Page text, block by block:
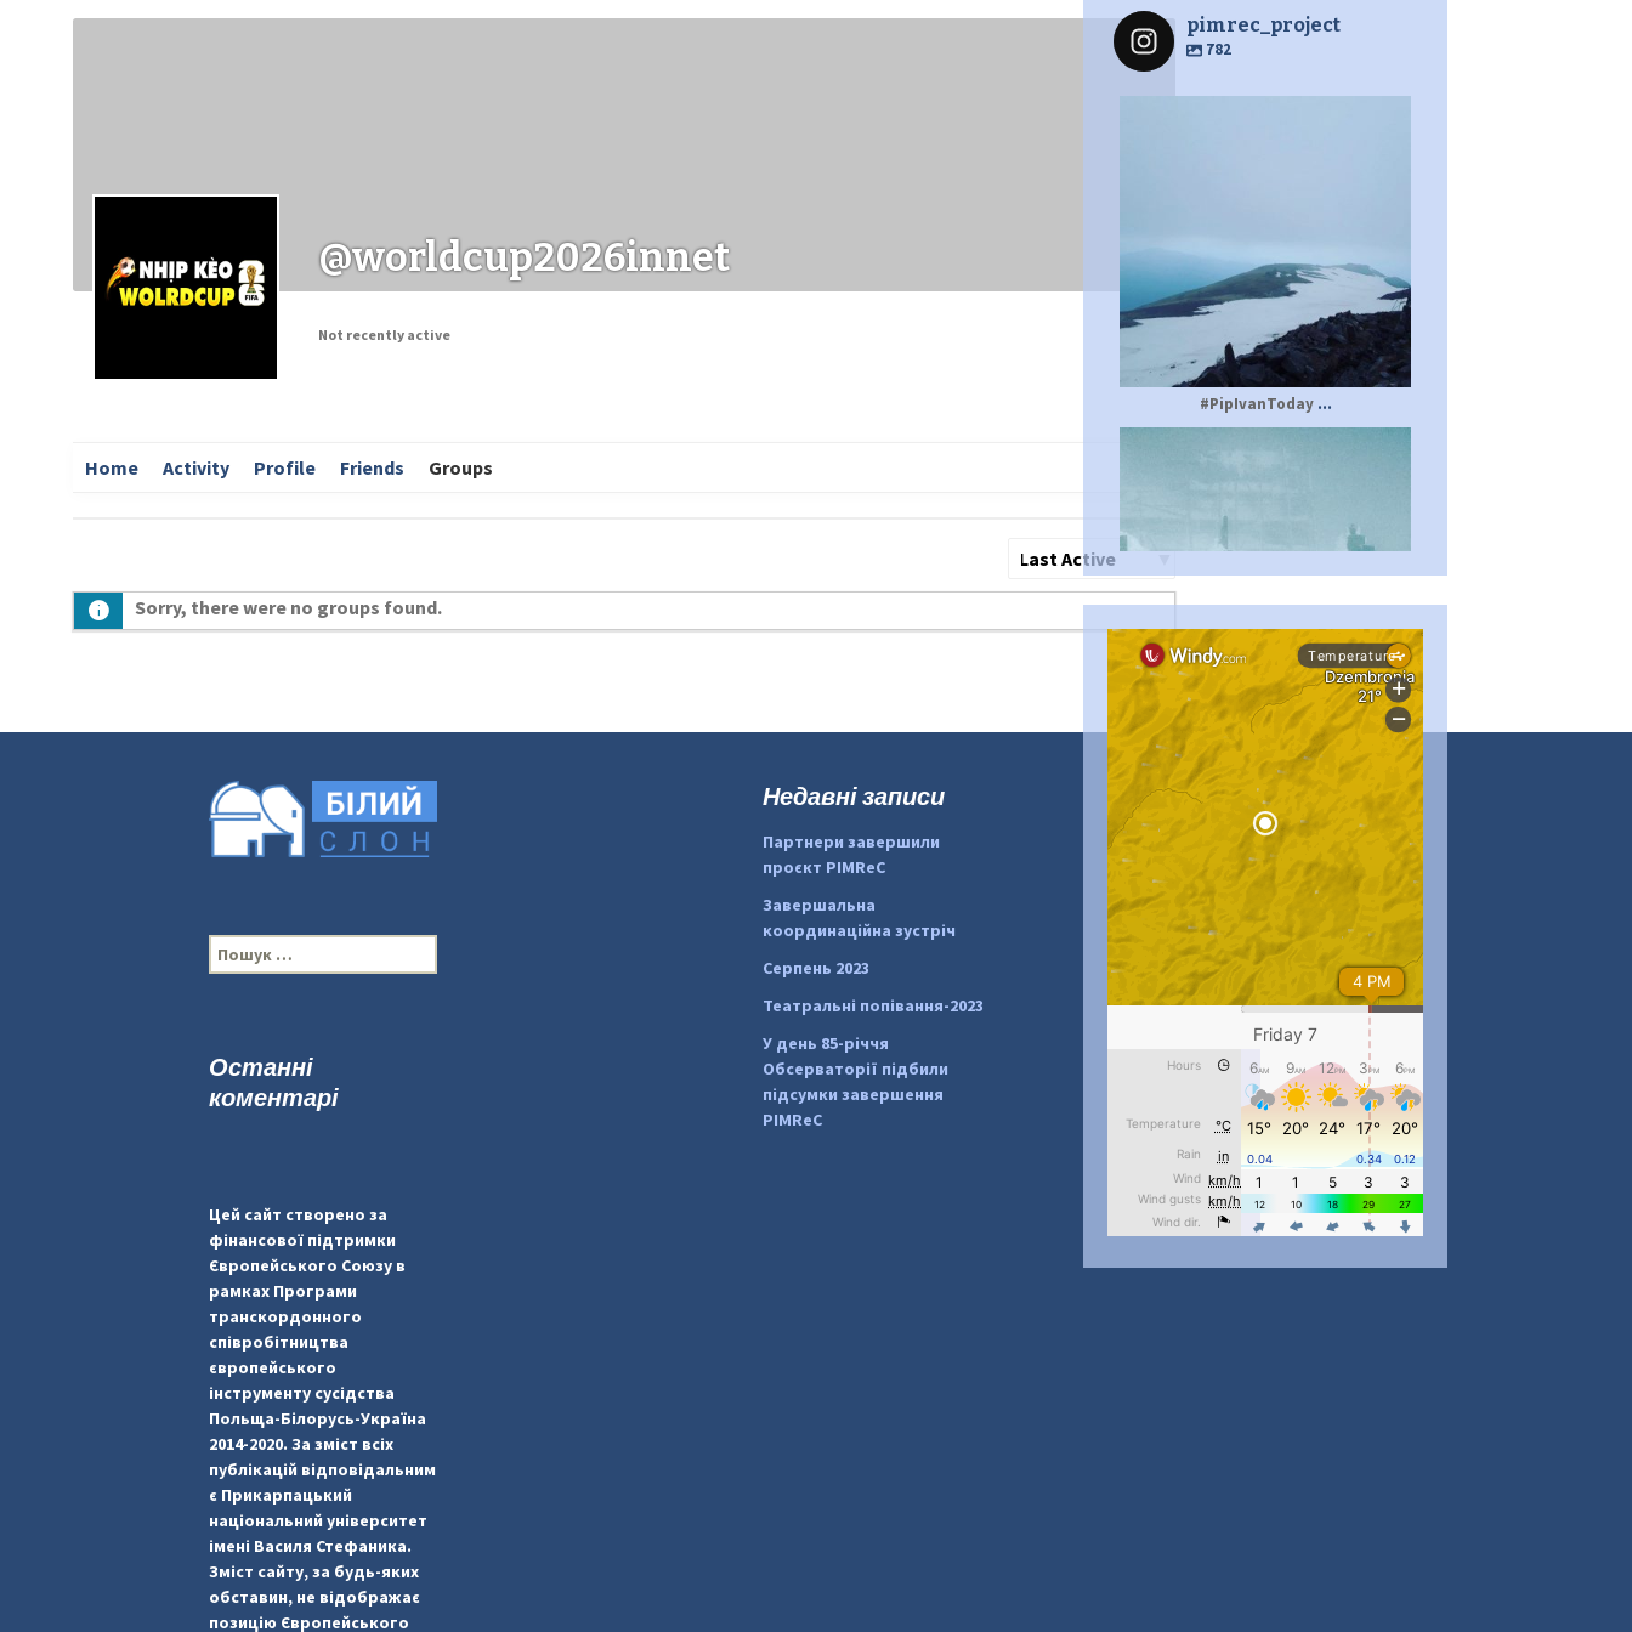
Заходи
@worldcup2026innet
Not recently active
Home Activity Profile Friends Groups
Сортувати
Sorry, there were no groups found.
pimrec_project
782
#PipIvanToday ...
#PipIvanToday...
pimrec_project
#PipIvanToday...
pimrec_project
П
о
:
Недавні записи
Партнери завершили
проєкт PIMReC
Завершальна
координаційна зустріч
Серпень 2023
Театральні попівання-2023
У день 85-річчя
Обсерваторії підбили
підсумки завершення
PIMReC
Останні
коментарі
Цей сайт створено за
фінансової підтримки
Європейського Союзу в
рамках Програми
транскордонного
співробітництва
європейського
інструменту сусідства
Польща-Білорусь-Україна
2014-2020. За зміст всіх
публікацій відповідальним
є Прикарпацький
національний університет
імені Василя Стефаника.
Зміст сайту, за будь-яких
обставин, не відображає
позицію Європейського